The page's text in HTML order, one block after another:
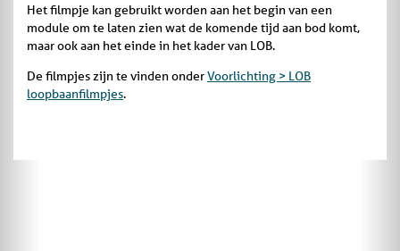
Het filmpje kan gebruikt worden aan het begin van een
module om te laten zien wat de komende tijd aan bod komt,
maar ook aan het einde in het kader van LOB.
De filmpjes zijn te vinden onderVoorlichting > LOB
loopbaanfilmpjes.